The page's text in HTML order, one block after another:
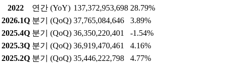
2022
연간 (YoY) 137,372,953,698 28.79%
2026.1Q 분기 (QoQ) 37,765,084,646
3.89%
2025.4Q 분기 (QoQ) 36,350,220,401
-1.54%
2025.3Q 분기 (QoQ) 36,919,470,461
4.16%
2025.2Q 분기 (QoQ) 35,446,222,798 4.77%